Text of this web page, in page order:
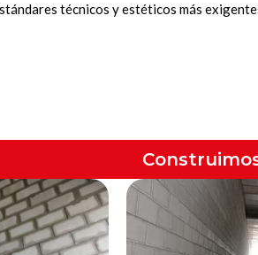
técnicos y estéticos más